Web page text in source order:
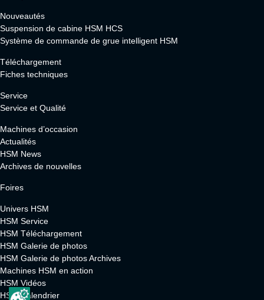
Nouveautés
Suspension de cabine HSM HCS
Système de commande de grue intelligent HSM
Téléchargement
Fiches techniques
Service
Service et Qualité
Machines d’occasion
Actualités
HSM News
Archives de nouvelles
Foires
Univers HSM
HSM Service
HSM Téléchargement
HSM Galerie de photos
HSM Galerie de photos Archives
Machines HSM en action
HSM Vidéos
HSM Calendrier